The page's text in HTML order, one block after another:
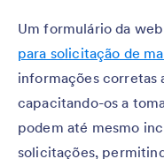
Um formulário da
para solicitação de
informações corretas
capacitando-os a
podem até mesmo
solicitações,